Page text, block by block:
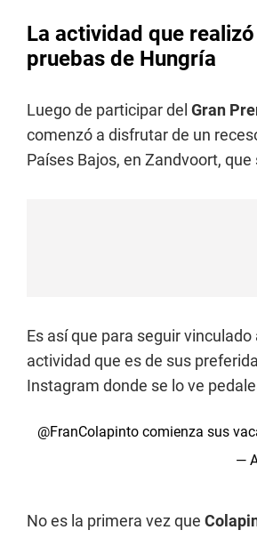
La actividad que
pruebas de Hungría
Luego de participar del Gran
comenzó a disfrutar de un
Países Bajos, en Zandvoort,
Es así que para seguir
actividad que es de sus
Instagram donde se lo ve
@FranColapintocomienza sus
—
No es la primera vez que